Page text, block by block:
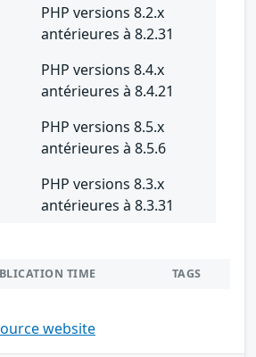
PHP versions 8.2.x
antérieures à 8.2.31
PHP versions 8.4.x
antérieures à 8.4.21
PHP versions 8.5.x
antérieures à 8.5.6
PHP versions 8.3.x
antérieures à 8.3.31
TIME TAGS
website